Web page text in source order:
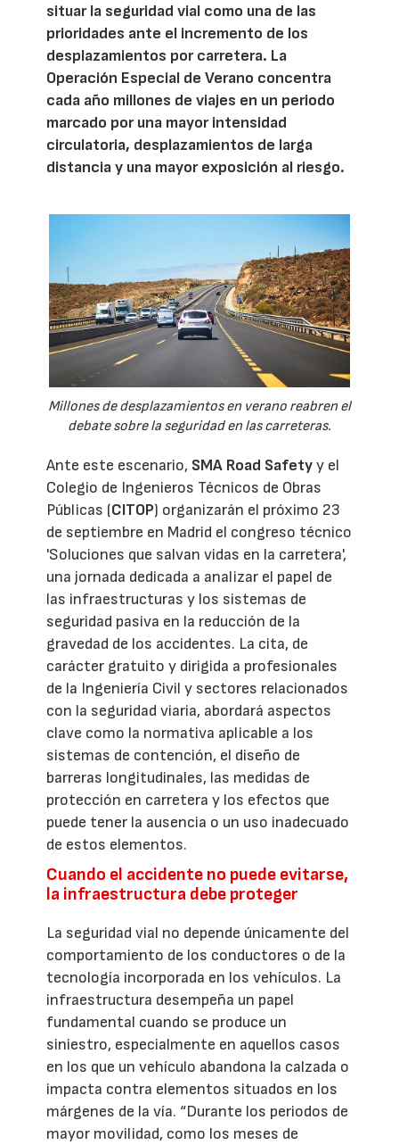
situar la seguridad vial como una de las
prioridades ante el incremento de los
desplazamientos por carretera. La
Operación Especial de Verano concentra
cada año millones de viajes en un periodo
marcado por una mayor intensidad
circulatoria, desplazamientos de larga
distancia y una mayor exposición al riesgo.
Millones de desplazamientos en verano reabren el
debate sobre la seguridad en las carreteras.
Ante este escenario, SMA Road Safetyy el
Colegio de Ingenieros Técnicos de Obras
Públicas (CITOP) organizarán el próximo 23
de septiembre en Madrid el congreso técnico
'Soluciones que salvan vidas en la carretera',
una jornada dedicada a analizar el papel de
las infraestructuras y los sistemas de
seguridad pasiva en la reducción de la
gravedad de los accidentes. La cita, de
carácter gratuito y dirigida a profesionales
de la Ingeniería Civil y sectores relacionados
con la seguridad viaria, abordará aspectos
clave como la normativa aplicable a los
sistemas de contención, el diseño de
barreras longitudinales, las medidas de
protección en carretera y los efectos que
puede tener la ausencia o un uso inadecuado
de estos elementos.
Cuando el accidente no puede evitarse,
la infraestructura debe proteger
La seguridad vial no depende únicamente del
comportamiento de los conductores o de la
tecnología incorporada en los vehículos. La
infraestructura desempeña un papel
fundamental cuando se produce un
siniestro, especialmente en aquellos casos
en los que un vehículo abandona la calzada o
impacta contra elementos situados en los
márgenes de la vía. “Durante los periodos de
mayor movilidad, como los meses de